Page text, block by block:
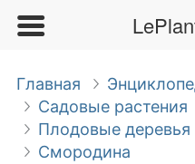
Главная
Садовые растения
Плодовые деревья
Смородина